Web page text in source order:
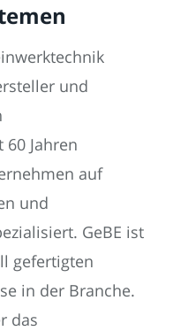
und
Jahren
auf
und
GeBE ist
gefertigten
in der Branche.
das